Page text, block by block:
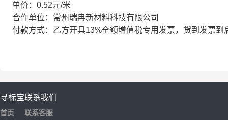
单价：0.52元/米
合作单位：常州瑞冉新材料科技有限公司
付款方式：乙方开具13%全额增值税专用发票，货到发票到
寻标宝
首页
联系我们
联系客服